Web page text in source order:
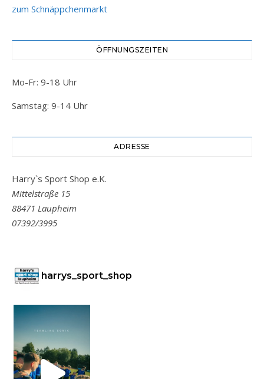
zum Schnäppchenmarkt
ÖFFNUNGSZEITEN
Mo-Fr: 9-18 Uhr
Samstag: 9-14 Uhr
ADRESSE
Harry`s Sport Shop e.K.
Mittelstraße 15
88471 Laupheim
07392/3995
harrys_sport_shop
Er lebt von